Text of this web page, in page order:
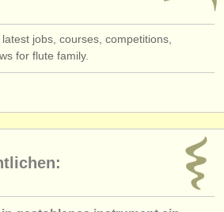
jobs, courses, competitions,
for flute family.